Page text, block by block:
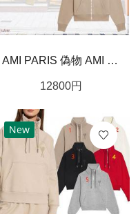
AMI PARIS 偽物 AMI DE COEUR ジップアップ パーカー【国内即発】
12800円
New